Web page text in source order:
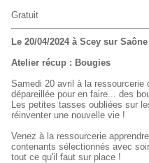
Gratuit
Le 20/04/2024 à Scey sur
Atelier récup : Bougies
Samedi 20 avril à la
dépareillée pour en faire... des
Les petites tasses oubliées sur
réinventer une nouvelle vie !
Venez à la ressourcerie
contenants sélectionnés avec
tout ce qu'il faut sur place !